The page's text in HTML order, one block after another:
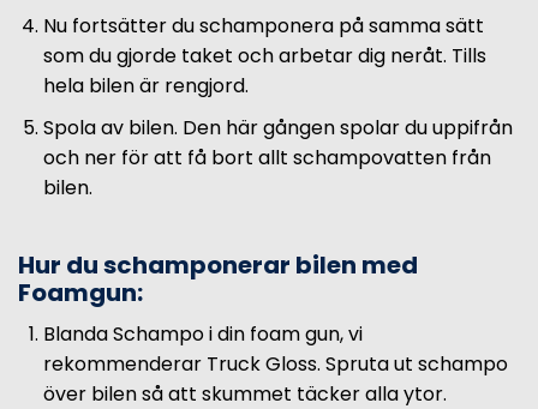
Nu fortsätter du schamponera på samma sätt
som du gjorde taket och arbetar dig neråt. Tills
hela bilen är rengjord.
Spola av bilen. Den här gången spolar du uppifrån
och ner för att få bort allt schampovatten från
bilen.
Hur du schamponerar bilen med
Foamgun:
Blanda Schampo i din foam gun, vi
rekommenderar Truck Gloss. Spruta ut schampo
över bilen så att skummet täcker alla ytor.